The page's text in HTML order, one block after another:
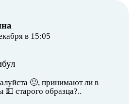
в 15:05
🙂, принимают ли в
💵 старого образца?..